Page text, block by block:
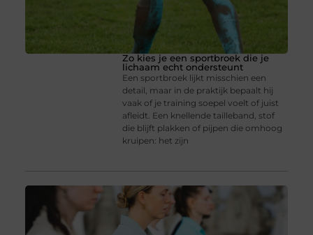
Zo kies je een sportbroek die je
lichaam echt ondersteunt
Een sportbroek lijkt misschien een
detail, maar in de praktijk bepaalt hij
vaak of je training soepel voelt of juist
afleidt. Een knellende tailleband, stof
die blijft plakken of pijpen die omhoog
kruipen: het zijn